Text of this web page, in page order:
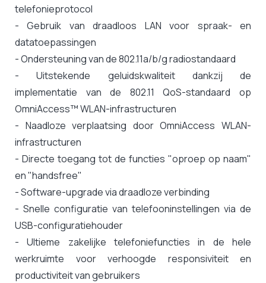
telefonieprotocol
- Gebruik van draadloos LAN voor spraak- en
datatoepassingen
- Ondersteuning van de 802.11a/b/g radiostandaard
- Uitstekende geluidskwaliteit dankzij de
implementatie van de 802.11 QoS-standaard op
OmniAccess™ WLAN-infrastructuren
- Naadloze verplaatsing door OmniAccess WLAN-
infrastructuren
- Directe toegang tot de functies "oproep op naam"
en "handsfree"
- Software-upgrade via draadloze verbinding
- Snelle configuratie van telefooninstellingen via de
USB-configuratiehouder
- Ultieme zakelijke telefoniefuncties in de hele
werkruimte voor verhoogde responsiviteit en
productiviteit van gebruikers